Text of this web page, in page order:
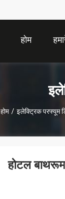
होम
होम / इलेक्ट्रिक परफ्यूम
होटल